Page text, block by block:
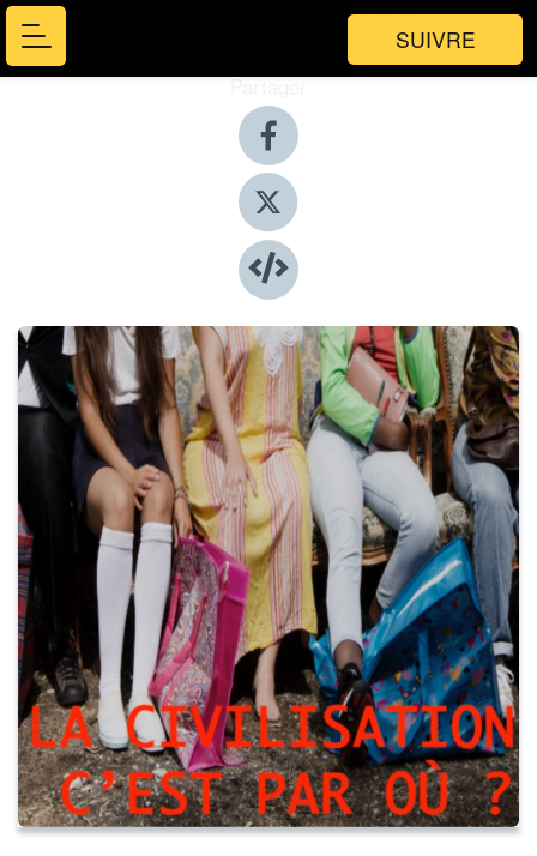
SUIVRE
Partager